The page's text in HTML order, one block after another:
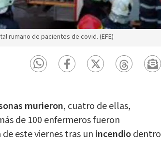
rumano de pacientes de covid. (EFE)
murieron, cuatro de ellas,
de 100 enfermeros fueron
de este viernes tras un incendiodentro